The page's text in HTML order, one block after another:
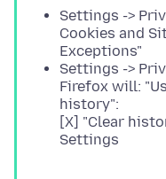
Settings ->
Cookies and
Exceptions"
Settings ->
Firefox will:
history":
[X] "Clear
Settings